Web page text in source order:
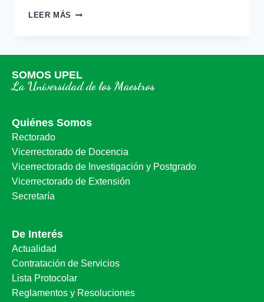
LEER MÁS
SOMOS UPEL
La Universidad de los Maestros
Quiénes Somos
Rectorado
Vicerrectorado de Docencia
Vicerrectorado de Investigación y Postgrado
Vicerrectorado de Extensión
Secretaría
De Interés
Actualidad
Contratación de Servicios
Lista Protocolar
Reglamentos y Resoluciones